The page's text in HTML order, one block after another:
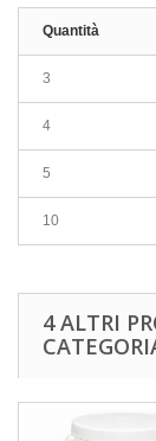
Quantità
3
4
5
10
4 ALTRI